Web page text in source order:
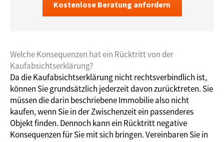
Kostenlose Beratung anfordern
Welche Konsequenzen hat ein Rücktritt von der
Kaufabsichtserklärung?
Da die Kaufabsichtserklärung nicht rechtsverbindlich ist,
können Sie grundsätzlich jederzeit davon zurücktreten. Sie
müssen die darin beschriebene Immobilie also nicht
kaufen, wenn Sie in der Zwischenzeit ein passenderes
Objekt finden. Dennoch kann ein Rücktritt negative
Konsequenzen für Sie mit sich bringen. Vereinbaren Sie in